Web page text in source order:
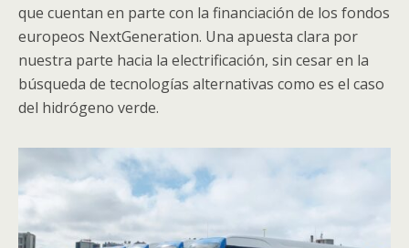
que cuentan en parte con la financiación de los fondos
europeos NextGeneration. Una apuesta clara por
nuestra parte hacia la electrificación, sin cesar en la
búsqueda de tecnologías alternativas como es el caso
del hidrógeno verde.